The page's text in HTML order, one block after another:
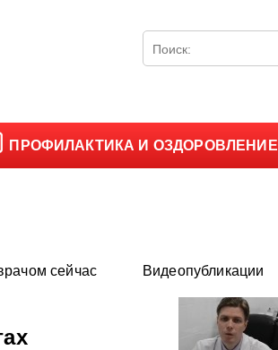
ПРОФИЛАКТИКА И ОЗДОРОВЛЕНИЕ
сейчас
Видеопубликации